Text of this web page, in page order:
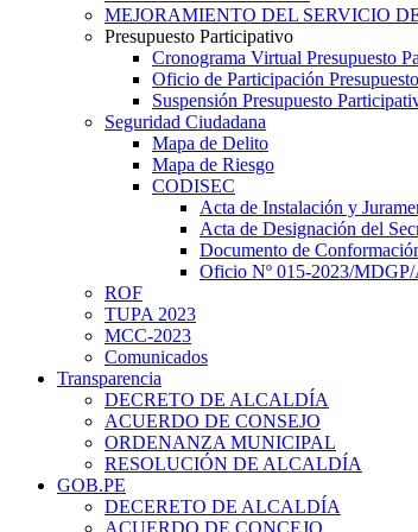
MEJORAMIENTO DEL SERVICIO
Presupuesto Participativo
Cronograma Virtual Presupuesto
Oficio de Participación
Suspensión Presupuesto
Seguridad Ciudadana
Mapa de Delito
Mapa de Riesgo
CODISEC
Acta de Instalación y
Acta de Designación del
Documento de
Oficio Nº 015-2023/MDGP/
ROF
TUPA 2023
MCC-2023
Comunicados
Transparencia
DECRETO DE ALCALDÍA
ACUERDO DE CONSEJO
ORDENANZA MUNICIPAL
RESOLUCIÓN DE ALCALDÍA
GOB.PE
DECERETO DE ALCALDÍA
ACUERDO DE CONCEJO